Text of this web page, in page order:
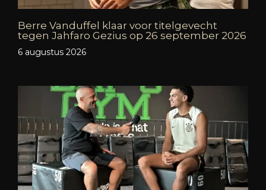
Berre Vanduffel klaar voor titelgevecht
tegen Jahfaro Gezius op 26 september 2026
6 augustus 2026